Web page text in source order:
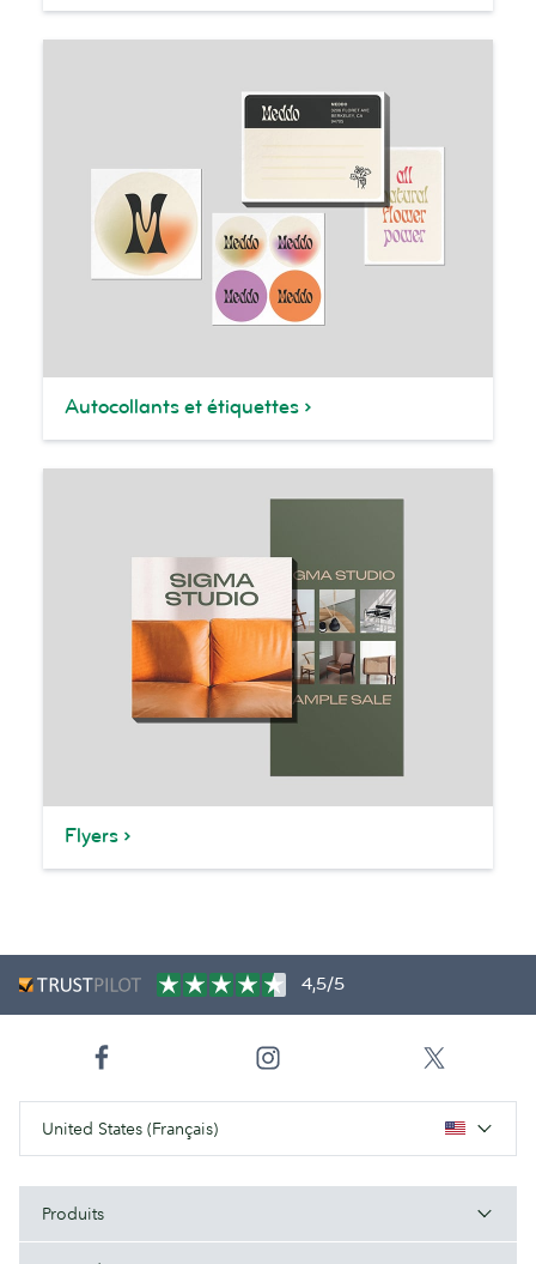
Autocollants et étiquettes
Flyers
4,5/5
United States (Français)
Produits